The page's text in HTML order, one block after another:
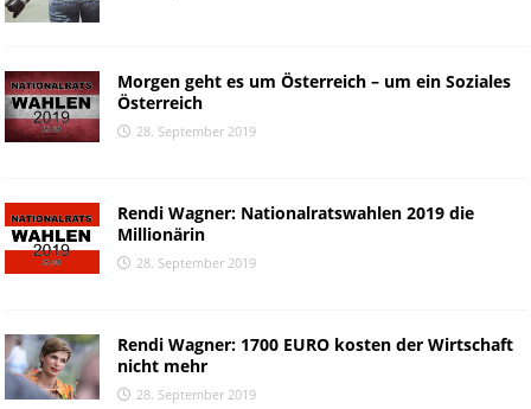
Morgen geht es um Österreich – um ein Soziales
Österreich
28. September 2019
Rendi Wagner: Nationalratswahlen 2019 die
Millionärin
28. September 2019
Rendi Wagner: 1700 EURO kosten der Wirtschaft
nicht mehr
28. September 2019